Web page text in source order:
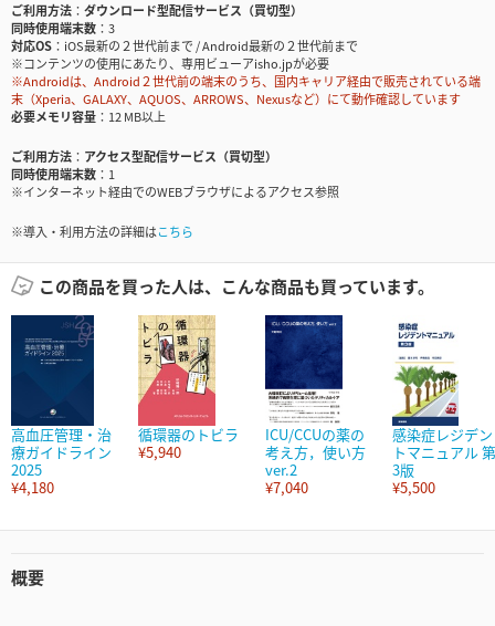
ご利用方法
ダウンロード型配信サービス（買切型）
同時使用端末数
3
対応OS
iOS最新の２世代前まで / Android最新の２世代前まで
※コンテンツの使用にあたり、専用ビューアisho.jpが必要
※Androidは、Android２世代前の端末のうち、国内キャリア経由で販売されている端
末（Xperia、GALAXY、AQUOS、ARROWS、Nexusなど）にて動作確認しています
必要メモリ容量
12 MB以上
ご利用方法
アクセス型配信サービス（買切型）
同時使用端末数
1
※インターネット経由でのWEBブラウザによるアクセス参照
※導入・利用方法の詳細はこちら
この商品を買った人は、こんな商品も買っています。
高血圧管理・治
療ガイドライン
2025
¥4,180
循環器のトビラ
¥5,940
ICU/CCUの薬の
考え方，使い方
ver.2
¥7,040
感染症レジデン
トマニュアル 第
3版
¥5,500
概要